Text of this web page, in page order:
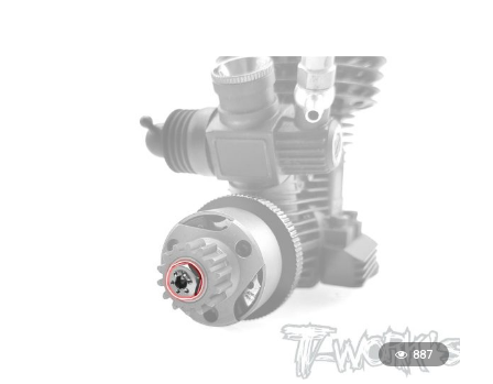
887